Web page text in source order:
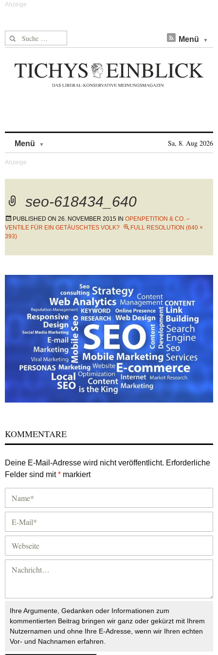
Suche nach: Menü
Menü Sa, 8. Aug 2026
seo-618434_640
PUBLISHED ON 26. NOVEMBER 2015 IN OPENPETITION & CO. –
VENTILE FÜR EIN GETÄUSCHTES VOLK?
FULL RESOLUTION (640 ×
393)
KOMMENTARE
Deine E-Mail-Adresse wird nicht veröffentlicht. Erforderliche
Felder sind mit* markiert
Ihre Argumente, Gedanken oder Informationen zum
kommentierten Beitrag bringen wir ganz oder gekürzt mit Ihrem
Nutzernamen und ohne Ihre E-Adresse, wenn wir Ihren echten
Vor- und Nachnamen erfahren.